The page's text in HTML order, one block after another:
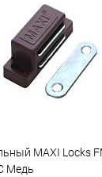
MAXI Locks
Медь